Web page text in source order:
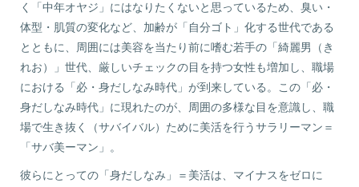
く「中年オヤジ」にはなりたくないと思っているため、臭い・
体型・肌質の変化など、加齢が「自分ゴト」化する世代である
とともに、周囲には美容を当たり前に嗜む若手の「綺麗男（き
れお）」世代、厳しいチェックの目を持つ女性も増加し、職場
における「必・身だしなみ時代」が到来している。この「必・
身だしなみ時代」に現れたのが、周囲の多様な目を意識し、職
場で生き抜く（サバイバル）ために美活を行うサラリーマン＝
「サバ美ーマン」。
彼らにとっての「身だしなみ」＝美活は、マイナスをゼロに